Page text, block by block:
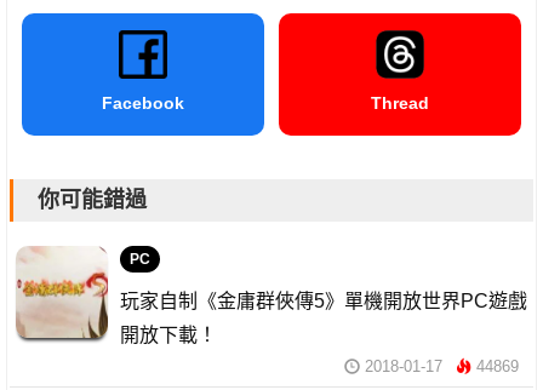
Facebook Thread
你可能錯過
PC
玩家自制《金庸群俠傳5》單機開放世界PC遊戲
開放下載！
2018-01-17 44869